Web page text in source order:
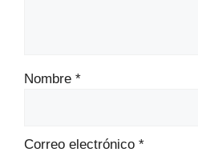
Nombre *
Correo electrónico *